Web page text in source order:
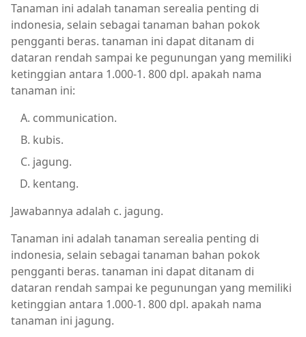
Tanaman ini adalah tanaman serealia penting di
indonesia, selain sebagai tanaman bahan pokok
pengganti beras. tanaman ini dapat ditanam di
dataran rendah sampai ke pegunungan yang memiliki
ketinggian antara 1.000-1. 800 dpl. apakah nama
tanaman ini:
communication.
kubis.
jagung.
kentang.
Jawabannya adalah c. jagung.
Tanaman ini adalah tanaman serealia penting di
indonesia, selain sebagai tanaman bahan pokok
pengganti beras. tanaman ini dapat ditanam di
dataran rendah sampai ke pegunungan yang memiliki
ketinggian antara 1.000-1. 800 dpl. apakah nama
tanaman ini jagung.